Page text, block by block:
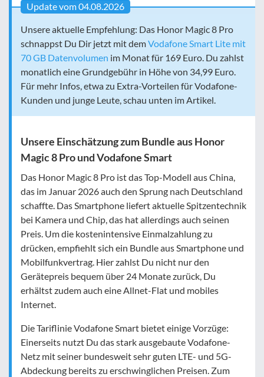
Update vom 04.08.2026
Unsere aktuelle Empfehlung: Das Honor Magic 8 Pro
schnappst Du Dir jetzt mit demVodafone Smart Lite mit
70 GB Datenvolumen im Monat für 169 Euro. Du zahlst
monatlich eine Grundgebühr in Höhe von 34,99 Euro.
Für mehr Infos, etwa zu Extra-Vorteilen für Vodafone-
Kunden und junge Leute, schau unten im Artikel.
Unsere Einschätzung zum Bundle aus Honor
Magic 8 Pro und Vodafone Smart
Das Honor Magic 8 Pro ist das Top-Modell aus China,
das im Januar 2026 auch den Sprung nach Deutschland
schaffte. Das Smartphone liefert aktuelle Spitzentechnik
bei Kamera und Chip, das hat allerdings auch seinen
Preis. Um die kostenintensive Einmalzahlung zu
drücken, empfiehlt sich ein Bundle aus Smartphone und
Mobilfunkvertrag. Hier zahlst Du nicht nur den
Gerätepreis bequem über 24 Monate zurück, Du
erhältst zudem auch eine Allnet-Flat und mobiles
Internet.
Die Tariflinie Vodafone Smart bietet einige Vorzüge:
Einerseits nutzt Du das stark ausgebaute Vodafone-
Netz mit seiner bundesweit sehr guten LTE- und 5G-
Abdeckung bereits zu erschwinglichen Preisen. Zum